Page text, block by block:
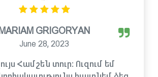
MARIAM GRIGORYAN
June 28, 2023
Համշեն տուր: Ուզում եմ